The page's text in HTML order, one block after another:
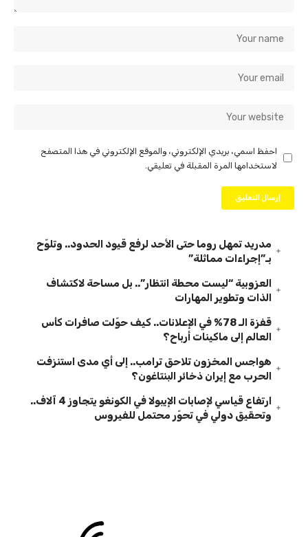
احفظ اسمي، بريدي الإلكتروني، والموقع الإلكتروني في هذا المتصفح
لاستخدامها المرة المقبلة في تعليقي.
مدريد تمهل روما حتى الأحد لرفع قيود الحدود.. وتلوّح
بـ”إجراءات مماثلة”
العزوبية “ليست محطة انتظار”.. بل مساحة لاكتشاف
الذات وتطوير المهارات
قفزة الـ 78% في الإعلانات.. كيف حوّلت صافرات كأس
العالم إلى ماكينات أرباح؟
هواجس المخزون تلاحق ترامب.. إلى أي مدى استنزفت
الحرب مع إيران ذخائر البنتاغون؟
ارتفاع قياسي لإصابات الإيبولا في الكونغو يتجاوز 4 آلاف..
وتحقيق دولي في تحوّر محتمل للفيروس